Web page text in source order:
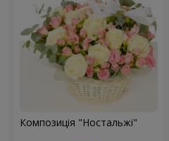
Композиція "Ностальжі"